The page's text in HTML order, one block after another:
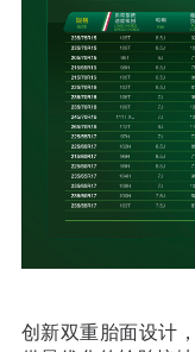
创新双重胎面设计